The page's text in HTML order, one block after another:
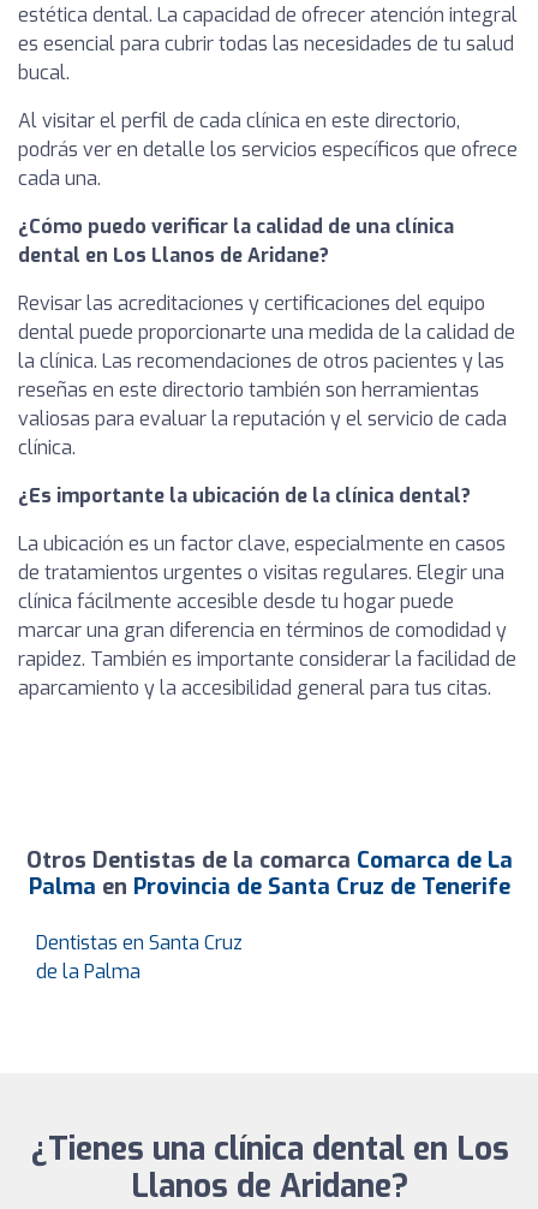
estética dental. La capacidad de ofrecer atención integral
es esencial para cubrir todas las necesidades de tu salud
bucal.
Al visitar el perfil de cada clínica en este directorio,
podrás ver en detalle los servicios específicos que ofrece
cada una.
¿Cómo puedo verificar la calidad de una clínica
dental en Los Llanos de Aridane?
Revisar las acreditaciones y certificaciones del equipo
dental puede proporcionarte una medida de la calidad de
la clínica. Las recomendaciones de otros pacientes y las
reseñas en este directorio también son herramientas
valiosas para evaluar la reputación y el servicio de cada
clínica.
¿Es importante la ubicación de la clínica dental?
La ubicación es un factor clave, especialmente en casos
de tratamientos urgentes o visitas regulares. Elegir una
clínica fácilmente accesible desde tu hogar puede
marcar una gran diferencia en términos de comodidad y
rapidez. También es importante considerar la facilidad de
aparcamiento y la accesibilidad general para tus citas.
Otros Dentistas de la comarca Comarca de La
Palma en Provincia de Santa Cruz de Tenerife
Dentistas en Santa Cruz
de la Palma
¿Tienes una clínica dental en Los
Llanos de Aridane?